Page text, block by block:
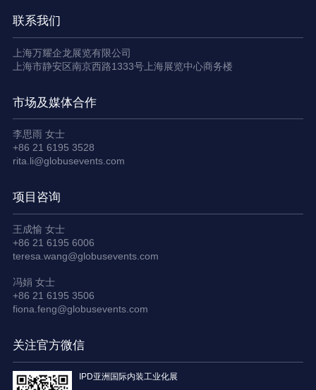
联系我们
上海万耀企龙展览有限公司
上海市静安区南京西路1333号上海展览中心商务楼
市场及媒体合作
李思雨 女士
+86 21 6195 3528
rita.li@globusevents.com
项目咨询
王成愉 女士
+86 21 6195 6006
teresa.wang@globusevents.com
冯娟 女士
+86 21 6195 3506
fiona.feng@globusevents.com
关注官方微信
IPD亚洲国际内装工业化展